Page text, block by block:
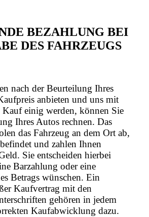
BEZAHLUNG BEI
DES FAHRZEUGS
nach der Beurteilung Ihres
anbieten und uns mit
Kauf einig werden, können Sie
Ihres Autos rechnen. Das
das Fahrzeug an dem Ort ab,
und zahlen Ihnen
Sie entscheiden hierbei
Barzahlung oder eine
Betrags wünschen. Ein
Kaufvertrag mit den
gehören in jedem
Kaufabwicklung dazu.